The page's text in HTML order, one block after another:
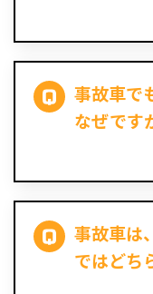
事故車で
なぜです
事故車は
ではどち